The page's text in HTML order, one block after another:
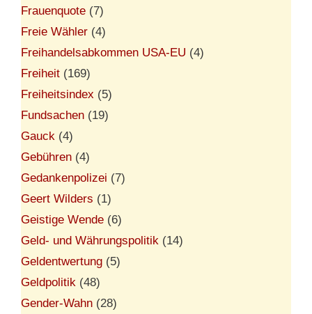
Frauenquote (7)
Freie Wähler (4)
Freihandelsabkommen USA-EU (4)
Freiheit (169)
Freiheitsindex (5)
Fundsachen (19)
Gauck (4)
Gebühren (4)
Gedankenpolizei (7)
Geert Wilders (1)
Geistige Wende (6)
Geld- und Währungspolitik (14)
Geldentwertung (5)
Geldpolitik (48)
Gender-Wahn (28)